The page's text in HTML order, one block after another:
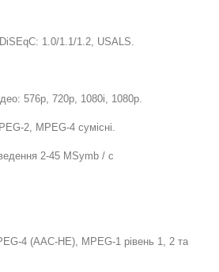
DiSEqC: 1.0/1.1/1.2, USALS.
576p, 720p, 1080i, 1080p.
2, MPEG-4 сумісні.
2-45 MSymb / с
4 (AAC-HE), MPEG-1 рівень 1, 2 та